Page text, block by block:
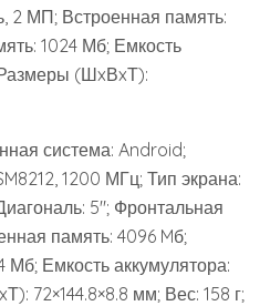
2 МП; Встроенная память:
1024 Мб; Емкость
(ШxВxТ):
система: Android;
1200 МГц; Тип экрана:
5″; Фронтальная
память: 4096 Mб;
Емкость аккумулятора:
72×144.8×8.8 мм; Вес: 158 г;